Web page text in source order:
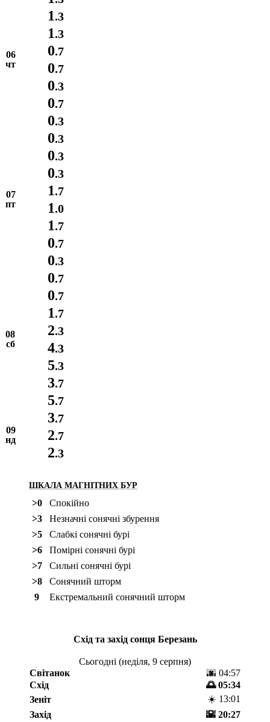
06
чт
1.3
1.3
0.7
0.7
0.3
0.7
0.3
07
пт
0.3
0.3
0.3
1.7
1.0
1.7
0.7
0.3
08
сб
0.7
0.7
1.7
2.3
4.3
5.3
3.7
5.7
09
нд
3.7
2.7
2.3
ШКАЛА МАГНІТНИХ БУР
>0
Спокійно
>3
Незначні сонячні збурення
>5
Слабкі сонячні бурі
>6
Помірні сонячні бурі
>7
Сильні сонячні бурі
>8
Сонячний шторм
9
Екстремальний сонячний шторм
Схід та захід сонця Березань
Сьогодні (неділя, 9 серпня)
Світанок
🌆 04:57
Схід
🌅 05:34
Зеніт
☀️ 13:01
Захід
🌇 20:27